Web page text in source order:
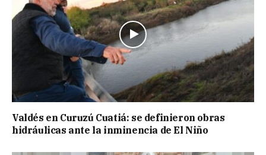
Valdés en Curuzú Cuatiá: se definieron obras
hidráulicas ante la inminencia de El Niño